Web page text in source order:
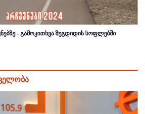
- გამოკითხვა ზუგდიდის სოფლებში